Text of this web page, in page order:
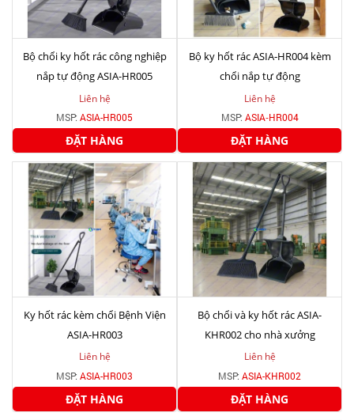
Bộ chổi ky hốt rác công nghiệp
nắp tự động ASIA-HR005
Liên hệ
MSP: ASIA-HR005
ĐẶT HÀNG
Bộ ky hốt rác ASIA‑HR004 kèm
chổi nắp tự động
Liên hệ
MSP: ASIA‑HR004
ĐẶT HÀNG
Ky hốt rác kèm chổi Bệnh Viện
ASIA-HR003
Liên hệ
MSP: ASIA-HR003
ĐẶT HÀNG
Bộ chổi và ky hốt rác ASIA-
KHR002 cho nhà xưởng
Liên hệ
MSP: ASIA-KHR002
ĐẶT HÀNG